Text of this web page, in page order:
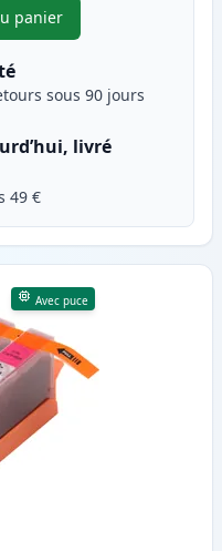
panier
Pack de 2 Canon CLI-571XL
sous 90 jours
livré
49 €
Avec puce